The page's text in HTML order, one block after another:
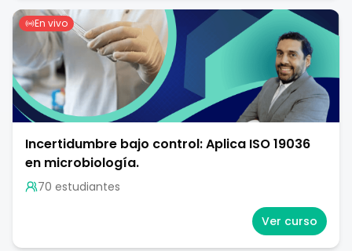
En vivo
Incertidumbre bajo control: Aplica ISO 19036
en microbiología.
70 estudiantes
Ver curso